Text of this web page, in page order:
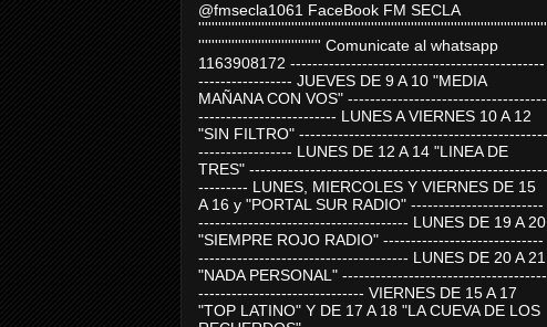
@fmsecla1061 FaceBook FM SECLA
'''''''''''''''''''''''''''''''''''''''''''''''''''''''''''''''''''''''''''''''''''''''''''''''''''''''''
''''''''''''''''''''''''''''''''''''' Comunicate al whatsapp
1163908172 ----------------------------------------------
----------------- JUEVES DE 9 A 10 "MEDIA
MAÑANA CON VOS" ------------------------------------
------------------------- LUNES A VIERNES 10 A 12
"SIN FILTRO" ---------------------------------------------
----------------- LUNES DE 12 A 14 "LINEA DE
TRES" ------------------------------------------------------
--------- LUNES, MIERCOLES Y VIERNES DE 15
A 16 y "PORTAL SUR RADIO" ------------------------
-------------------------------------- LUNES DE 19 A 20
"SIEMPRE ROJO RADIO" -----------------------------
-------------------------------------- LUNES DE 20 A 21
"NADA PERSONAL" -------------------------------------
------------------------------ VIERNES DE 15 A 17
"TOP LATINO" Y DE 17 A 18 "LA CUEVA DE LOS